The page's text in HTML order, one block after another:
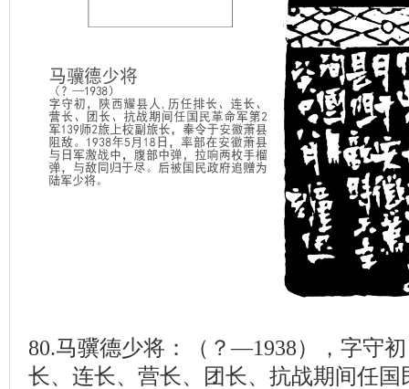
80.马骥德少将：（？—1938），字守
长、连长、营长、团长、抗战期间任国